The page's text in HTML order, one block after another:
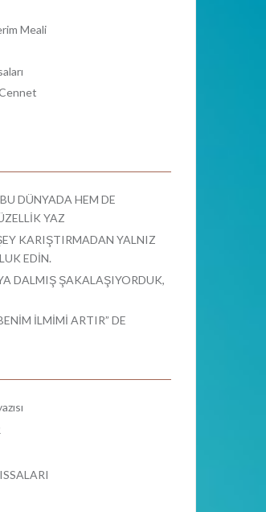
Meali
DÜNYADA HEM DE
YAZ
KARIŞTIRMADAN YALNIZ
EDİN.
DALMIŞ ŞAKALAŞIYORDUK,
İLMİMİ ARTIR” DE